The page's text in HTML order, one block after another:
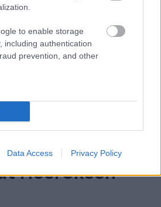
to enable storage
including authentication
prevention, and other
Data Access Privacy Policy
Software on
Heeroksen